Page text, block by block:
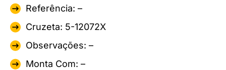
Referência: –
Cruzeta: 5-12072X
Observações: –
Monta Com: –